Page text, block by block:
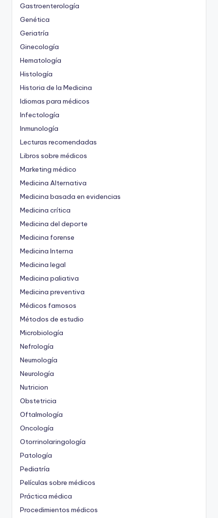
Gastroenterología
Genética
Geriatría
Ginecología
Hematología
Histología
Historia de la Medicina
Idiomas para médicos
Infectología
Inmunología
Lecturas recomendadas
Libros sobre médicos
Marketing médico
Medicina Alternativa
Medicina basada en evidencias
Medicina crítica
Medicina del deporte
Medicina forense
Medicina Interna
Medicina legal
Medicina paliativa
Medicina preventiva
Médicos famosos
Métodos de estudio
Microbiología
Nefrología
Neumología
Neurología
Nutricion
Obstetricia
Oftalmología
Oncología
Otorrinolaringología
Patología
Pediatría
Películas sobre médicos
Práctica médica
Procedimientos médicos